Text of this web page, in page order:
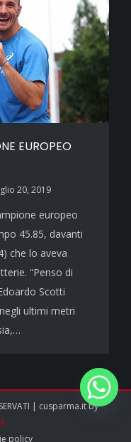
EUROPEO
20, 2019
europeo
45.85, davanti
che lo aveva
“Penso di
Scotti
ultimi metri
| cusparma.it by
policy